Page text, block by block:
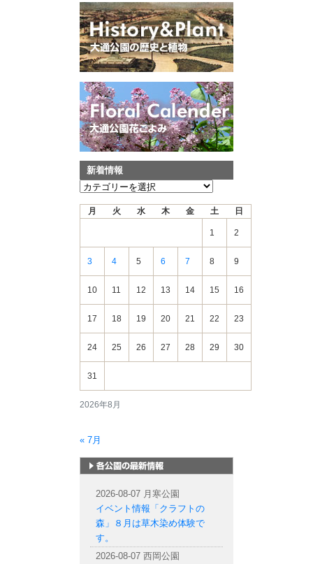
新着情報
新
2026年8月
月 火 水 木 金 土 日
1 2
3 4 5 6 7 8 9
10 11 12 13 14 15 16
17 18 19 20 21 22 23
24 25 26 27 28 29 30
31
« 7月
2026-08-07 月寒公園
イベント情報「クラフトの
森」８月は草木染め体験で
す。
2026-08-07 西岡公園